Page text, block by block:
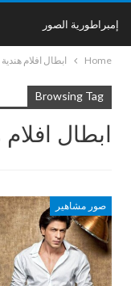
إمبراطورية الصور
Home ابطال افلام هندية
Browsing Tag
ابطال افلام
صور مشاهير